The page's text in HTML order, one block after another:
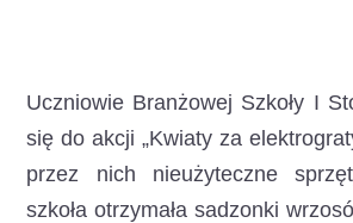
Uczniowie Branżowej Szkoły I
się do akcji „Kwiaty za
przez nich nieużyteczne
szkoła otrzymała sadzonki